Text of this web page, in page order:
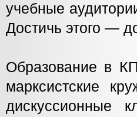
учебные
Достичь этого —
Образование в
марксистские
дискуссионные